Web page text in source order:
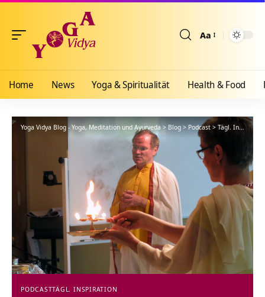
Aa
Home News Yoga & Spiritualität Health & Food
Yoga Vidya Blog - Yoga, Meditation und Ayurveda>Blog>Podcast > Tägl. Inspiration
PODCASTTÄGL. INSPIRATION